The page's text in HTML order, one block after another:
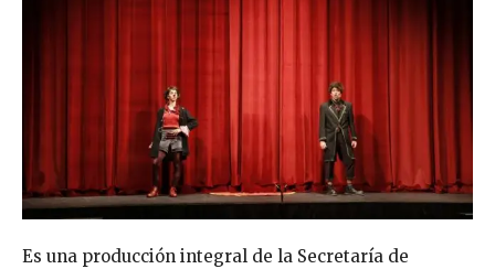
Es una producción integral de la Secretaría de